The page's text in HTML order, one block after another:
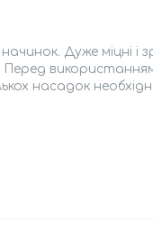
Дуже міцні і
Перед
насадок